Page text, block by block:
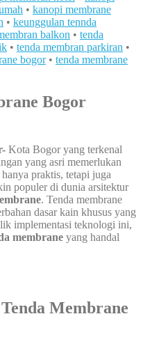
• kanopi membrane
• keunggulan tennda
balkon • tenda
• tenda membran parkiran •
bogor• tenda membrane
Bogor
Kota Bogor yang terkenal
yang asri memerlukan
praktis, tetapi juga
populer di dunia arsitektur
. Tenda membrane
dasar kain khusus yang
implementasi teknologi ini,
membrane yang handal
Membrane